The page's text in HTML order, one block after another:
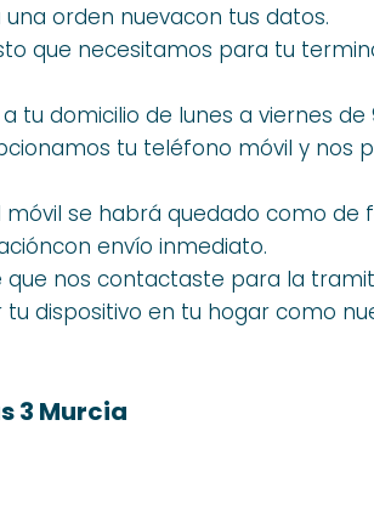
orden nuevacon tus datos.
que necesitamos para tu
tu domicilio de lunes a viernes de
tu teléfono móvil y nos
móvil se habrá quedado como
envío inmediato.
que nos contactaste para la
tu dispositivo en tu hogar como
3 Murcia